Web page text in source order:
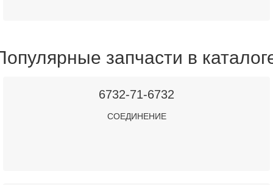
запчасти в
6732-71-6732
СОЕДИНЕНИЕ